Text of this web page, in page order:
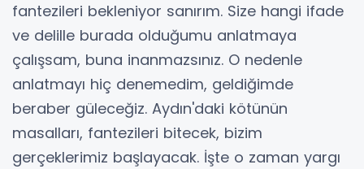
fantezileri bekleniyor sanırım. Size hangi ifade
ve delille burada olduğumu anlatmaya
çalışsam, buna inanmazsınız. O nedenle
anlatmayı hiç denemedim, geldiğimde
beraber güleceğiz. Aydın'daki kötünün
masalları, fantezileri bitecek, bizim
gerçeklerimiz başlayacak. İşte o zaman yargı